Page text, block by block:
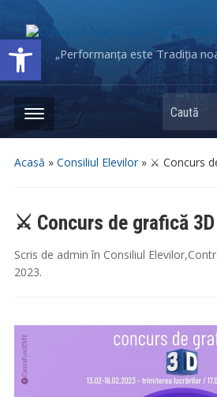
Deschide bara de unelte„Performanța este Tradiția
Caută
Acasă » Consiliul Elevilor» ⚔️ Concurs
⚔️ Concurs de grafică 3D
Scris de admin în Consiliul Elevilor,
2023.